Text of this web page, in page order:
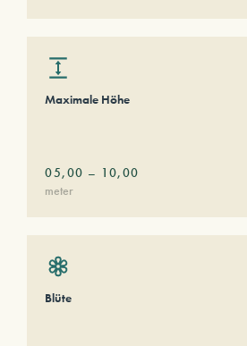
Maximale Höhe
05,00 – 10,00
meter
Blüte